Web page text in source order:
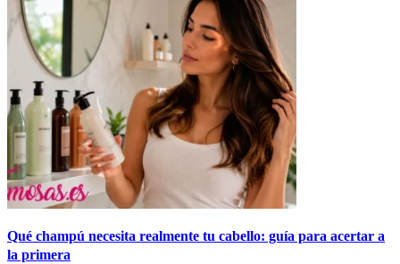
Qué champú necesita realmente tu cabello: guía para acertar a
la primera